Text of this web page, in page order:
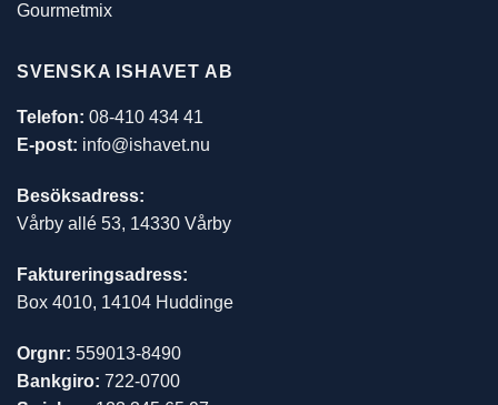
Gourmetmix
SVENSKA ISHAVET AB
Telefon: 08-410 434 41
E-post: info@ishavet.nu
Besöksadress:
Vårby allé 53, 14330 Vårby
Faktureringsadress:
Box 4010, 14104 Huddinge
Orgnr: 559013-8490
Bankgiro: 722-0700